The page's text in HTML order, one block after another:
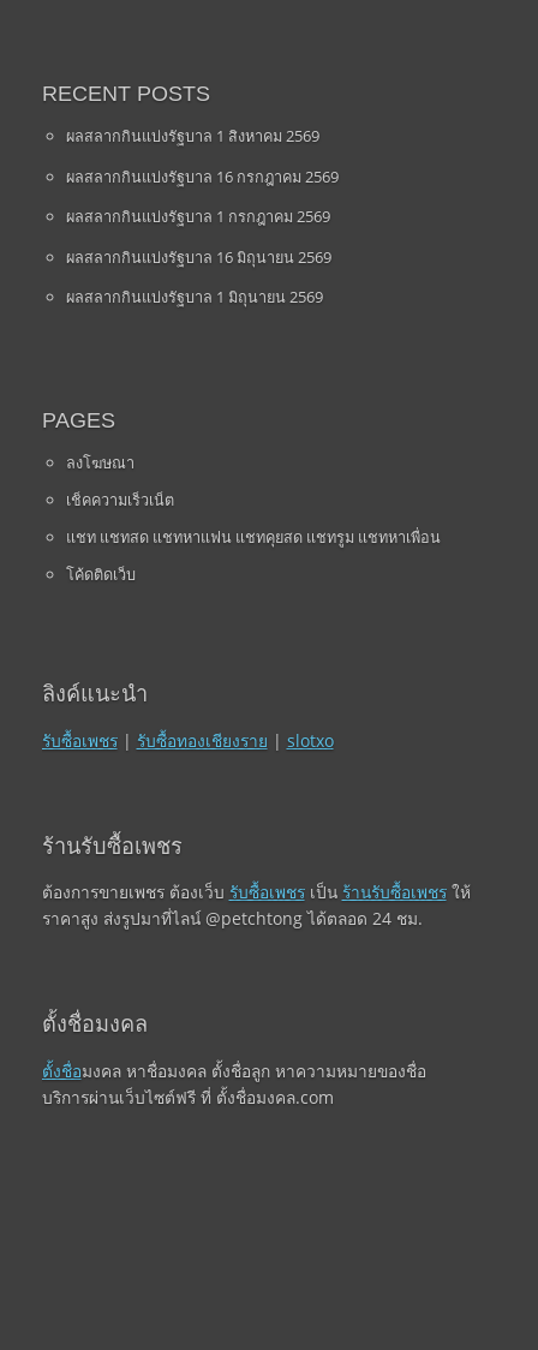
RECENT POSTS
ผลสลากกินแบ่งรัฐบาล 1 สิงหาคม 2569
ผลสลากกินแบ่งรัฐบาล 16 กรกฎาคม 2569
ผลสลากกินแบ่งรัฐบาล 1 กรกฎาคม 2569
ผลสลากกินแบ่งรัฐบาล 16 มิถุนายน 2569
ผลสลากกินแบ่งรัฐบาล 1 มิถุนายน 2569
PAGES
ลงโฆษณา
เช็คความเร็วเน็ต
แชท แชทสด แชทหาแฟน แชทคุยสด แชทรูม แชทหาเพื่อน
โค้ดติดเว็บ
ลิงค์แนะนำ
รับซื้อเพชร| รับซื้อทองเชียงราย | slotxo
ร้านรับซื้อเพชร
ต้องการขายเพชร ต้องเว็บ รับซื้อเพชรเป็น ร้านรับซื้อเพชรให้
ราคาสูง ส่งรูปมาที่ไลน์ @petchtong ได้ตลอด 24 ชม.
ตั้งชื่อมงคล
ตั้งชื่อมงคล หาชื่อมงคล ตั้งชื่อลูก หาความหมายของชื่อ
บริการผ่านเว็บไซต์ฟรี ที่ ตั้งชื่อมงคล.com